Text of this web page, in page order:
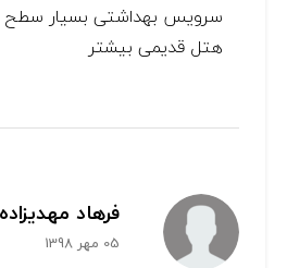
سرویس بهداشتی بسیار سطح
هتل قدیمی بیشتر
فرهاد مهدیزاده
05 مهر 1398